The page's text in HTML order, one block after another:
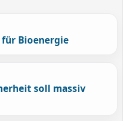
Bioenergie
soll massiv